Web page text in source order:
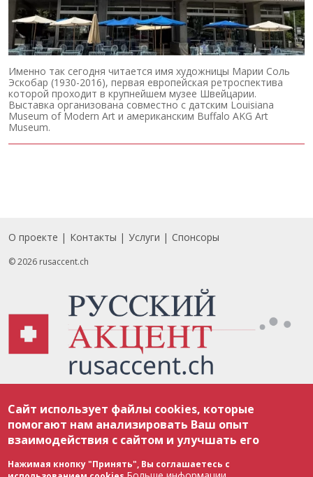
Именно так сегодня читается имя художницы Марии Соль
Эскобар (1930-2016), первая европейская ретроспектива
которой проходит в крупнейшем музее Швейцарии.
Выставка организована совместно с датским Louisiana
Museum of Modern Art и американским Buffalo AKG Art
Museum.
Footer
О проекте Контакты Услуги Спонсоры
© 2026 rusaccent.ch
соответствии с законодательством Швейцарии об авторском праве и
международными соглашениями. Полное или частичное использование
материалов возможно только с разрешения редакции. В случае полного
или частичного воспроизведения материалов сайта rusaccent.ch,
ОБЯЗАТЕЛЬНА АКТИВНАЯ ГИПЕРССЫЛКА на конкретный заимствованный
текст. Фотоизображения, размещенные редакцией rusaccent.ch, являются
ее исключительной собственностью. Полное или частичное
Сайт использует файлы cookies, которые
помогают нам анализировать Ваш опыт
взаимодействия с сайтом и улучшать его
Нажимая кнопку "Принять", Вы соглашаетесь с